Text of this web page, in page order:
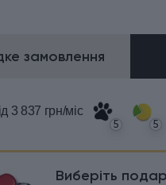
замовлення
3 837 грн/міс
5 5
Виберіть